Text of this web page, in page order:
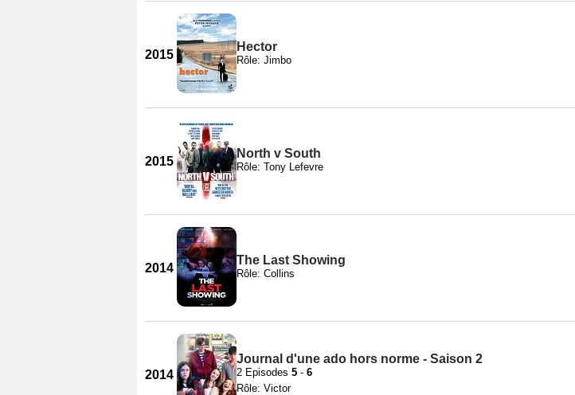
2015
Hector
Rôle: Jimbo
2015
North v South
Rôle: Tony Lefevre
2014
The Last Showing
Rôle: Collins
2014
Journal d'une ado hors norme - Saison 2
2 Episodes 5 - 6
Rôle: Victor